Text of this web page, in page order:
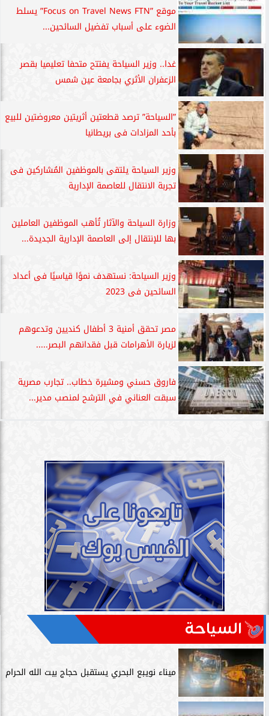
موقع ”Focus on Travel News FTN” يسلط
الضوء على أسباب تفضيل السائحين...
غدا.. وزير السياحة يفتتح متحفا تعليميا بقصر
الزعفران الأثري بجامعة عين شمس
”السياحة” ترصد قطعتين أثريتين معروضتين للبيع
بأحد المزادات فى بريطانيا
وزير السياحة يلتقى بالموظفين المُشاركين فى
تجربة الانتقال للعاصمة الإدارية
وزارة السياحة والآثار تُأهب الموظفين العاملين
بها للإنتقال إلى العاصمة الإدارية الجديدة...
وزير السياحة: نستهدف نموًا قياسيًا فى أعداد
السائحين فى 2023
مصر تحقق أمنية 3 أطفال كنديين وتدعوهم
لزيارة الأهرامات قبل فقدانهم البصر.....
فاروق حسني ومشيرة خطاب.. تجارب مصرية
سبقت العناني في الترشح لمنصب مدير...
السياحة
ميناء نويبع البحري يستقبل حجاج بيت الله الحرام